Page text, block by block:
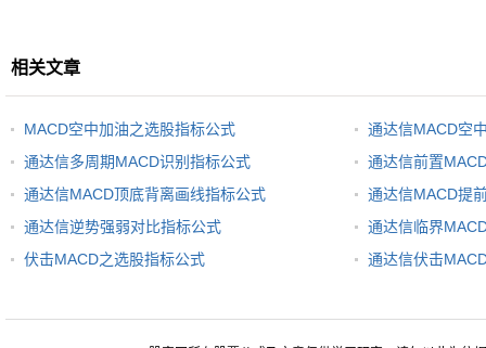
相关文章
MACD空中加油之选股指标公式
通达信MACD空
通达信多周期MACD识别指标公式
通达信前置
通达信MACD顶底背离画线指标公式
通达信MACD提
通达信逆势强弱对比指标公式
通达信临界
伏击MACD之选股指标公式
通达信伏击